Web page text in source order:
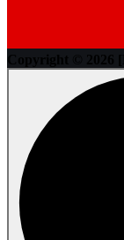
Copyright © 2026